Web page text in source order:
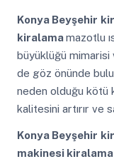
Konya Beyşehir
kiralamamazotlu
büyüklüğü mimarisi
de göz önünde
neden olduğu kötü
kalitesini artırır ve
Konya Beyşehir
makinesi kiralama